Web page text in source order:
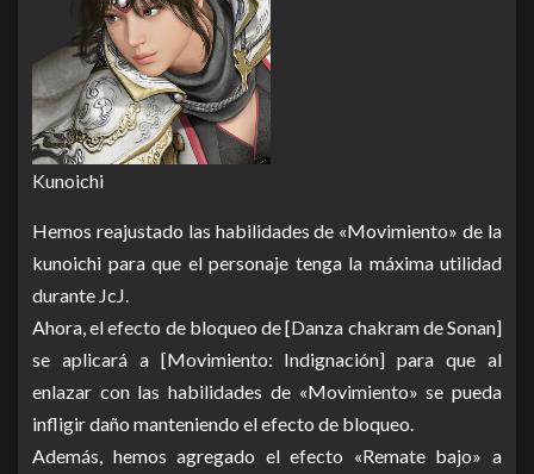
Kunoichi
Hemos reajustado las habilidades de «Movimiento» de la
kunoichi para que el personaje tenga la máxima utilidad
durante JcJ.
Ahora, el efecto de bloqueo de [Danza chakram de Sonan]
se aplicará a [Movimiento: Indignación] para que al
enlazar con las habilidades de «Movimiento» se pueda
infligir daño manteniendo el efecto de bloqueo.
Además, hemos agregado el efecto «Remate bajo» a